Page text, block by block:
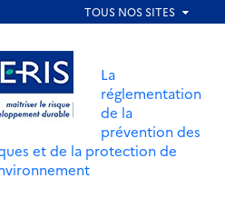
Aller au menu
La
réglementation
de la
prévention des
et de la protection de